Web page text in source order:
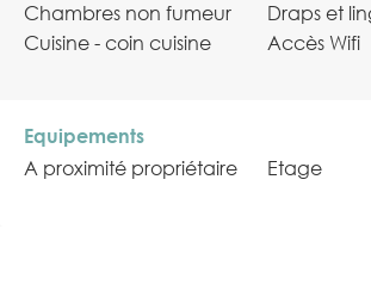
Chambres non fumeur
Cuisine - coin cuisine
Draps et
Accès Wifi
Equipements
A proximité propriétaire
Etage